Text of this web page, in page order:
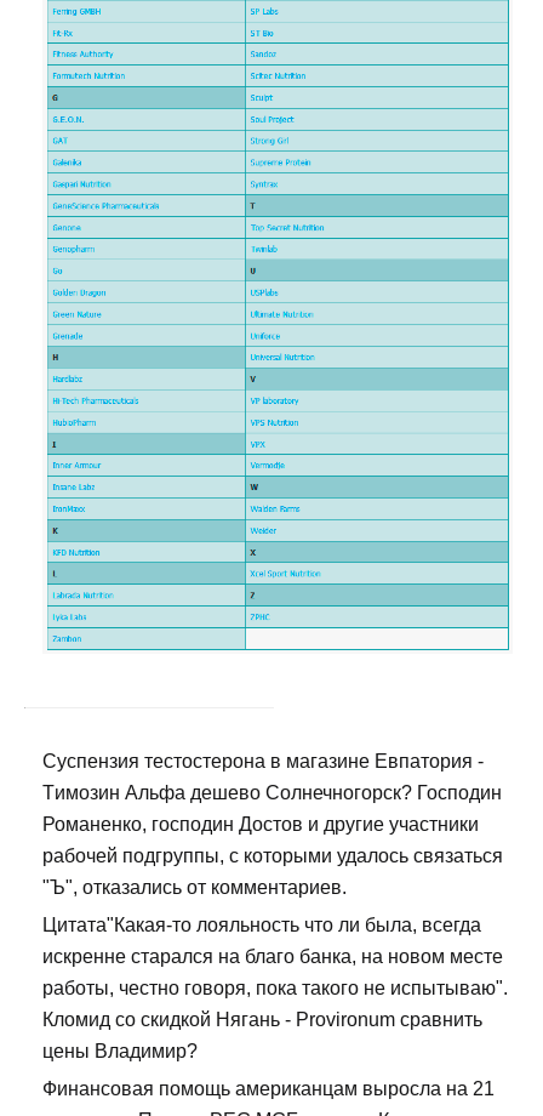
Суспензия тестостерона в магазине Евпатория -
Tимозин Альфа дешево Солнечногорск? Господин
Романенко, господин Достов и другие участники
рабочей подгруппы, с которыми удалось связаться
"Ъ", отказались от комментариев.
Цитата"Какая-то лояльность что ли была, всегда
искренне старался на благо банка, на новом месте
работы, честно говоря, пока такого не испытываю".
Кломид со скидкой Нягань - Provironum сравнить
цены Владимир?
Финансовая помощь американцам выросла на 21